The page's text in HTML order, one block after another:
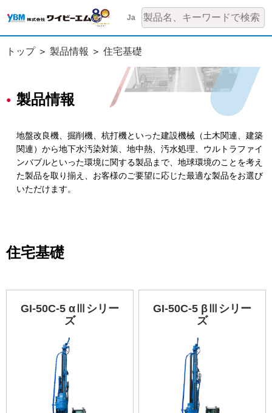
Ja
トップ 製品情報 住宅基礎
製品情報
地盤改良機、掘削機、杭打機といった建設機械（土木関連、建築
関連）から地下水汚染対策、地中熱、汚水処理、ウルトラファイ
ンバブルといった環境に関する製品まで、地球環境のことを考え
た製品を取り揃え、お客様のご要望に応じた最適な製品をお選び
いただけます。
住宅基礎
GI-50C-5 αⅢシリー
ズ
GI-50C-5 βⅢシリー
ズ